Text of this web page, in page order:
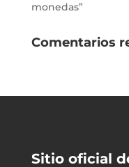
monedas”
Comentarios
Sitio oficial